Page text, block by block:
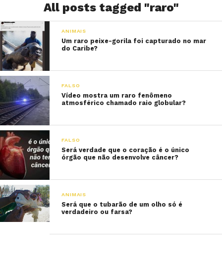
All posts tagged "raro"
ANIMAIS
Um raro peixe-gorila foi capturado no mar
do Caribe?
FALSO
Vídeo mostra um raro fenômeno
atmosférico chamado raio globular?
FALSO
Será verdade que o coração é o único
órgão que não desenvolve câncer?
ANIMAIS
Será que o tubarão de um olho só é
verdadeiro ou farsa?